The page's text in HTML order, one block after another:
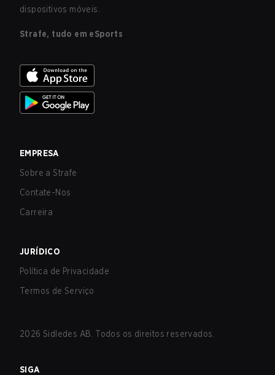
dispositivos móveis.
Strafe, tudo em eSports
EMPRESA
Sobre a Strafe
Contate-Nos
Carreira
JURÍDICO
Política de Privacidade
Termos de Serviço
2026 Sidledes AB. Todos os direitos reservados.
SIGA